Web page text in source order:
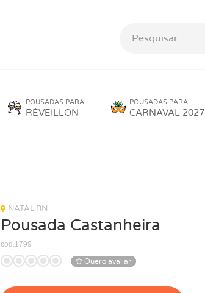
POUSADAS PARA
RÉVEILLON
POUSADAS PARA
CARNAVAL 2027
Pousada Castanheira
cod.1799
NATAL RN
Quero avaliar